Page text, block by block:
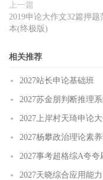
上一篇
2019申论大作文32篇押题
本(终极版)
相关推荐
2027站长申论基础班
2027苏金朋判断推理
2027上岸村天琦申论
2027杨攀政治理论素
2027事考超格综A夸夸
2027天晓综合应用能